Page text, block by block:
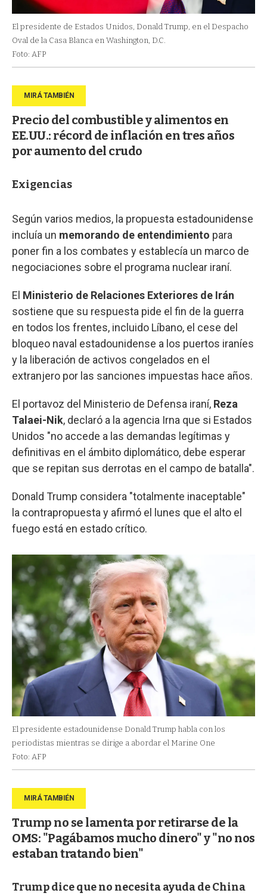
El presidente de Estados Unidos, Donald Trump, en el Despacho
Oval de la Casa Blanca en Washington, D.C.
Foto: AFP
Precio del combustible y alimentos en
EE.UU.: récord de inflación en tres años
por aumento del crudo
Exigencias
Según varios medios, la propuesta estadounidense
incluía un memorando de entendimiento para
poner fin a los combates y establecía un marco de
negociaciones sobre el programa nuclear iraní.
El Ministerio de Relaciones Exteriores de Irán
sostiene que su respuesta pide el fin de la guerra
en todos los frentes, incluido Líbano, el cese del
bloqueo naval estadounidense a los puertos iraníes
y la liberación de activos congelados en el
extranjero por las sanciones impuestas hace años.
El portavoz del Ministerio de Defensa iraní, Reza
Talaei-Nik, declaró a la agencia Irna que si Estados
Unidos "no accede a las demandas legítimas y
definitivas en el ámbito diplomático, debe esperar
que se repitan sus derrotas en el campo de batalla".
Donald Trump considera "totalmente inaceptable"
la contrapropuesta y afirmó el lunes que el alto el
fuego está en estado crítico.
El presidente estadounidense Donald Trump habla con los
periodistas mientras se dirige a abordar el Marine One
Foto: AFP
Trump no se lamenta por retirarse de la
OMS: "Pagábamos mucho dinero" y "no nos
estaban tratando bien"
Trump dice que no necesita ayuda de China